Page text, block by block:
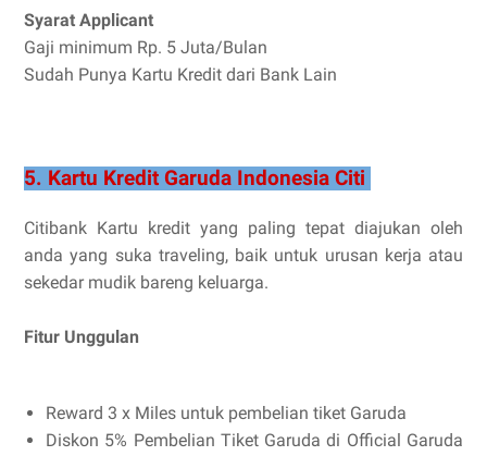
Syarat Applicant
Gaji minimum Rp. 5 Juta/Bulan
Sudah Punya Kartu Kredit dari Bank Lain
5. Kartu Kredit Garuda Indonesia Citi
Citibank Kartu kredit yang paling tepat diajukan oleh
anda yang suka traveling, baik untuk urusan kerja atau
sekedar mudik bareng keluarga.
Fitur Unggulan
Reward 3 x Miles untuk pembelian tiket Garuda
Diskon 5% Pembelian Tiket Garuda di Official Garuda